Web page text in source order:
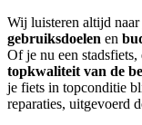
Wij luisteren altijd
gebruiksdoelen en
Of je nu een
topkwaliteit van de
je fiets in topconditie
reparaties, uitgevoerd